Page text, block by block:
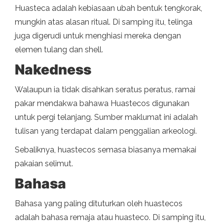
Huasteca adalah kebiasaan ubah bentuk tengkorak,
mungkin atas alasan ritual. Di samping itu, telinga
juga digerudi untuk menghiasi mereka dengan
elemen tulang dan shell.
Nakedness
Walaupun ia tidak disahkan seratus peratus, ramai
pakar mendakwa bahawa Huastecos digunakan
untuk pergi telanjang. Sumber maklumat ini adalah
tulisan yang terdapat dalam penggalian arkeologi.
Sebaliknya, huastecos semasa biasanya memakai
pakaian selimut.
Bahasa
Bahasa yang paling dituturkan oleh huastecos
adalah bahasa remaja atau huasteco. Di samping itu,